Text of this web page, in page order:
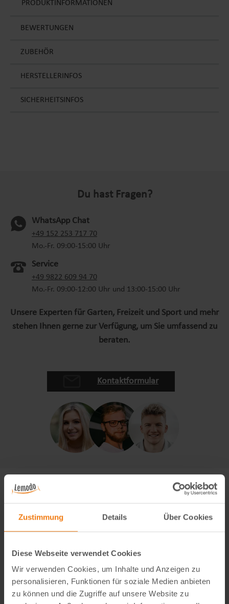
Zustimmung Details Über Cookies
Diese Webseite verwendet Cookies
Wir verwenden Cookies, um Inhalte und Anzeigen zu
personalisieren, Funktionen für soziale Medien anbieten
zu können und die Zugriffe auf unsere Website zu
PRODUKTINFORMATIONEN
BEWERTUNGEN
ZUBEHÖR
HERSTELLERINFOS
SICHERHEITSINFOS
Du hast Fragen?
WhatsApp Chat
+49 152 253 717 70
Mo.-Fr. 09:00-15:00 Uhr
Service
+49 9822 609 94 70
Mo.-Fr. 09:00-12:00 Uhr und 13:00-15:00 Uhr
Unsere Experten für Garten, Freizeit und Sport und mehr
stehen Ihnen gerne zur Verfügung, um Sie umfassend zu
beraten.
Kontaktformular